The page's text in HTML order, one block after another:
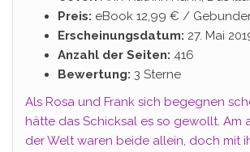
Preis: eBook 12,99 € /
Erscheinungsdatum: 27. Mai
Anzahl der Seiten: 416
Bewertung: 3 Sterne
Als Rosa und Frank sich begegnen
hätte das Schicksal es so gewollt. Am
der Welt waren beide allein, doch mit